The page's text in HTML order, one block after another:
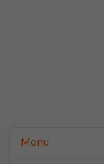
Menu